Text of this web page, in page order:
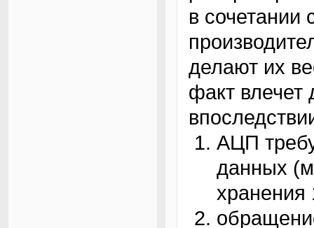
в сочетании
делают их
факт
АЦП
данных
хранения